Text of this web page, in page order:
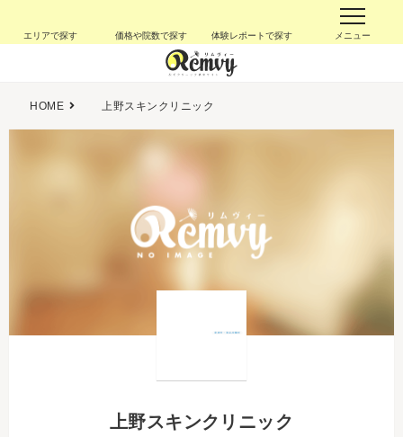
エリアで探す 価格や院数で探す 体験レポートで探す メニュー
HOME 上野スキンクリニック
上野スキンクリニック